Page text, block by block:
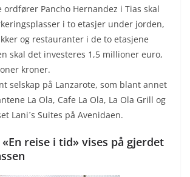
ordfører Pancho Hernandez i Tias skal
i to etasjer under jorden,
og restauranter i de to etasjene
skal det investeres 1,5 millioner euro,
kroner.
selskap på Lanzarote, som blant annet
La Ola, Cafe La Ola, La Ola Grill og
Lani´s Suites på Avenidaen.
reise i tid» vises på gjerdet